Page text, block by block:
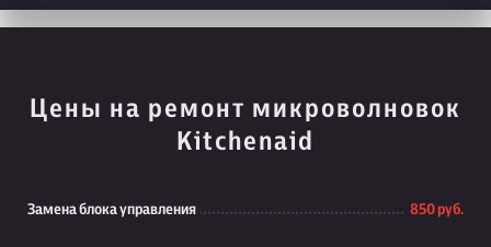
Цены на ремонт микроволновок
Kitchenaid
Замена блока управления 850 руб.